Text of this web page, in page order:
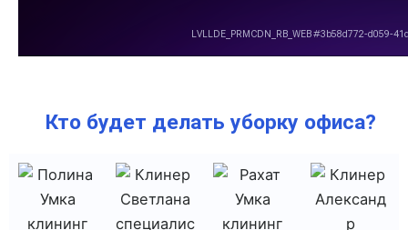
Кто будет делать уборку офиса?